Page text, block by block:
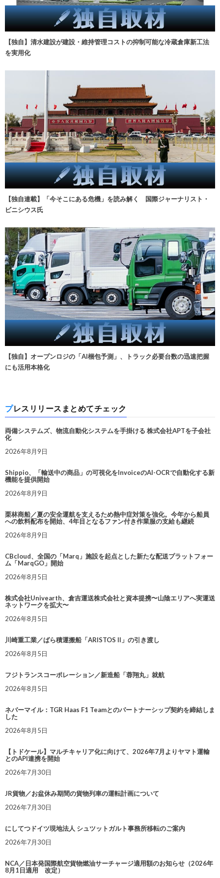
【独自】清水建設が建設・維持管理コストの抑制可能な冷蔵倉庫新工法
を実用化
【独自連載】「今そこにある危機」を読み解く 国際ジャーナリスト・
ビニシウス氏
【独自】オープンロジの「AI梱包予測」、トラック必要台数の迅速把握
にも活用本格化
プレスリリースまとめてチェック
両備システムズ、物流自動化システムを手掛ける 株式会社APTを子会社
化
2026年8月9日
Shippio、「輸送中の商品」の可視化をInvoiceのAI-OCRで自動化する新
機能を提供開始
2026年8月9日
栗林商船／夏の安全運航を支えるため熱中症対策を強化。今年から船員
への飲料配布を開始、4年目となるファン付き作業服の支給も継続
2026年8月9日
CBcloud、全国の「Marq」施設を起点とした新たな配送プラットフォー
ム「MarqGO」開始
2026年8月5日
株式会社Univearth、倉吉運送株式会社と資本提携〜山陰エリアへ実運送
ネットワークを拡大〜
2026年8月5日
川崎重工業／ばら積運搬船「ARISTOS II」の引き渡し
2026年8月5日
フジトランスコーポレーション／新造船「蓉翔丸」就航
2026年8月5日
ネバーマイル：TGR Haas F1 Teamとのパートナーシップ契約を締結しま
した
2026年8月5日
【トドケール】マルチキャリア化に向けて、2026年7月よりヤマト運輸
とのAPI連携を開始
2026年7月30日
JR貨物／お盆休み期間の貨物列車の運転計画について
2026年7月30日
にしてつドイツ現地法人 シュツットガルト事務所移転のご案内
2026年7月30日
NCA／日本発国際航空貨物燃油サーチャージ適用額のお知らせ（2026年
8月1日適用 改定）